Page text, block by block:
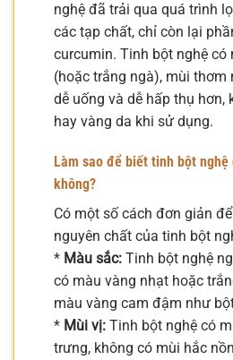
nghệ đã trải qua quá trình
các tạp chất, chỉ còn lại
curcumin. Tinh bột nghệ có
(hoặc trắng ngà), mùi thơm
dễ uống và dễ hấp thụ hơn,
hay vàng da khi sử dụng.
Làm sao để biết tinh bột
không?
Có một số cách đơn giản
nguyên chất của tinh bột
* Màu sắc: Tinh bột nghệ
có màu vàng nhạt hoặc
màu vàng cam đậm như
* Mùi vị: Tinh bột nghệ có
trưng, không có mùi hắc